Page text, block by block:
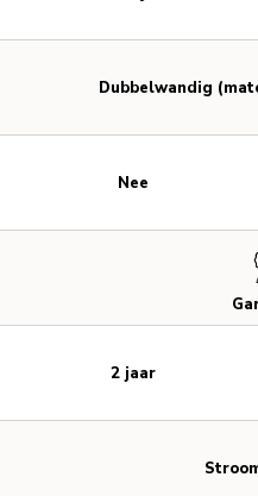
Dubbelwandig
Nee
2 jaar